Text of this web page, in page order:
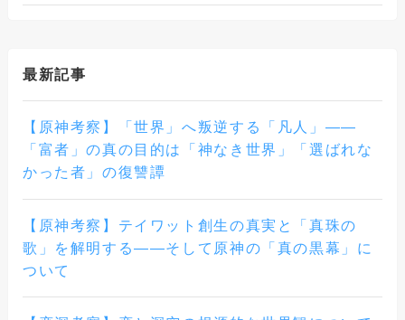
最新記事
【原神考察】「世界」へ叛逆する「凡人」——
「富者」の真の目的は「神なき世界」「選ばれな
かった者」の復讐譚
【原神考察】テイワット創生の真実と「真珠の
歌」を解明する――そして原神の「真の黒幕」に
ついて